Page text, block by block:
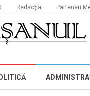
Redacţia Parteneri